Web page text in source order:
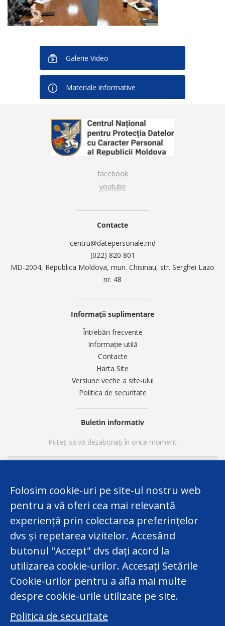
Galerie Video
Materiale informative
facebook
youtube
Contacte
centru@datepersonale.md
(022) 820 801
MD-2004, Republica Moldova, mun. Chisinau, str. Serghei Lazo
nr. 48
Informații suplimentare
Întrebări frecvente
Informație utilă
Contacte
Harta Site
Versiune veche a site-ului
Politica de securitate
Buletin informativ
Puteți să vă dezabonați în orice moment
Acest website a fost elaborat în cadrul Proiectului
Twinning finanțat de UE „Consolidarea Capacităților
Centrului Național pentru Protecția Datelor cu Caracter
Personal al Republicii Moldova”. Totuși,
responsabilitatea legală privind conținutul website-ului
Folosim cookie-uri pe site-ul nostru web
pentru a vă oferi cea mai relevantă
experiență prin colectarea preferințelor
dvs și repetarea vizitelor. Accesând
butonul "Accept" dvs dați acord la
utilizarea cookie-urilor. Accesați Setările
Cookie-urilor pentru a afla mai multe
despre cookie-urile utilizate pe site.
Politica de securitate